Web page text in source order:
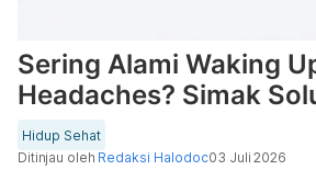
Sering Alami Waking
Headaches? Simak
Hidup Sehat
Ditinjau oleh Redaksi Halodoc03 Juli 2026